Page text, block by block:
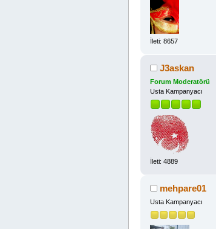
İleti: 8657
J3askan
Forum Moderatörü
Usta Kampanyacı
İleti: 4889
mehpare01
Usta Kampanyacı